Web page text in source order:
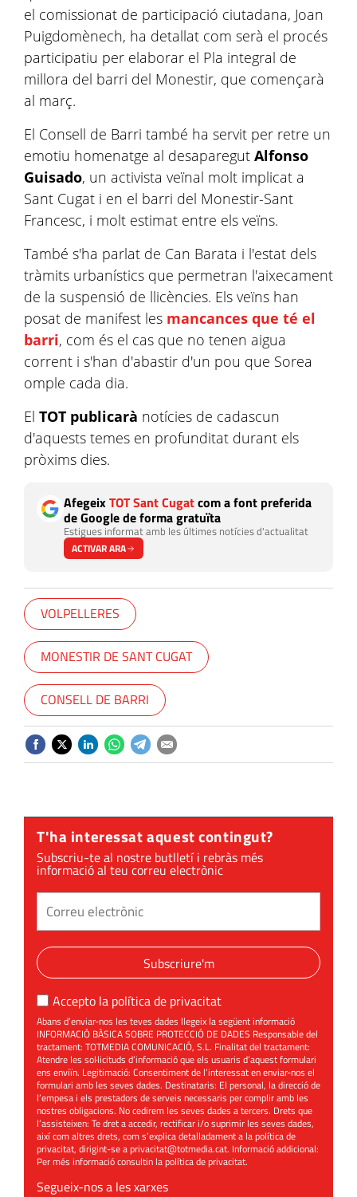
el comissionat de participació ciutadana, Joan
Puigdomènech, ha detallat com serà el procés
participatiu per elaborar el Pla integral de
millora del barri del Monestir, que començarà
al març.
El Consell de Barri també ha servit per retre un
emotiu homenatge al desaparegut Alfonso
Guisado, un activista veïnal molt implicat a
Sant Cugat i en el barri del Monestir-Sant
Francesc, i molt estimat entre els veïns.
També s'ha parlat de Can Barata i l'estat dels
tràmits urbanístics que permetran l'aixecament
de la suspensió de llicències. Els veïns han
posat de manifest les mancances que té el
barri, com és el cas que no tenen aigua
corrent i s'han d'abastir d'un pou que Sorea
omple cada dia.
El TOT publicarà notícies de cadascun
d'aquests temes en profunditat durant els
pròxims dies.
AfegeixTOT Sant Cugatcom a font preferida
de Google de forma gratuïta
Estigues informat amb les últimes notícies d'actualitat
ACTIVAR ARA
VOLPELLERES
MONESTIR DE SANT CUGAT
CONSELL DE BARRI
T'ha interessat aquest contingut?
Subscriu-te al nostre butlletí i rebràs més
informació al teu correu electrònic
Subscriure'm
Accepto la política de privacitat
Abans d’enviar-nos les teves dades llegeix la següent informació
INFORMACIÓ BÀSICA SOBRE PROTECCIÓ DE DADES Responsable del
tractament: TOTMEDIA COMUNICACIÓ, S.L. Finalitat del tractament:
Atendre les sol·licituds d’informació que els usuaris d’aquest formulari
ens enviïn. Legitimació: Consentiment de l’interessat en enviar-nos el
formulari amb les seves dades. Destinataris: El personal, la direcció de
l’empesa i els prestadors de serveis necessaris per complir amb les
nostres obligacions. No cedirem les seves dades a tercers. Drets que
l’assisteixen: Te dret a accedir, rectificar i/o suprimir les seves dades,
així com altres drets, com s’explica detalladament a la política de
privacitat, dirigint-se aprivacitat@totmedia.cat. Informació addicional:
Per més informació consultin lapolítica de privacitat.
Segueix-nos a les xarxes